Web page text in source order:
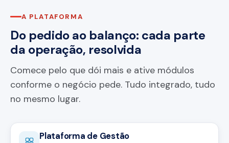
A PLATAFORMA
Do pedido ao balanço: cada parte
da operação, resolvida
Comece pelo que dói mais e ative módulos
conforme o negócio pede. Tudo integrado, tudo
no mesmo lugar.
Plataforma de Gestão